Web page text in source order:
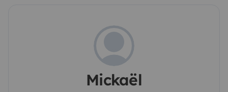
Mickaël